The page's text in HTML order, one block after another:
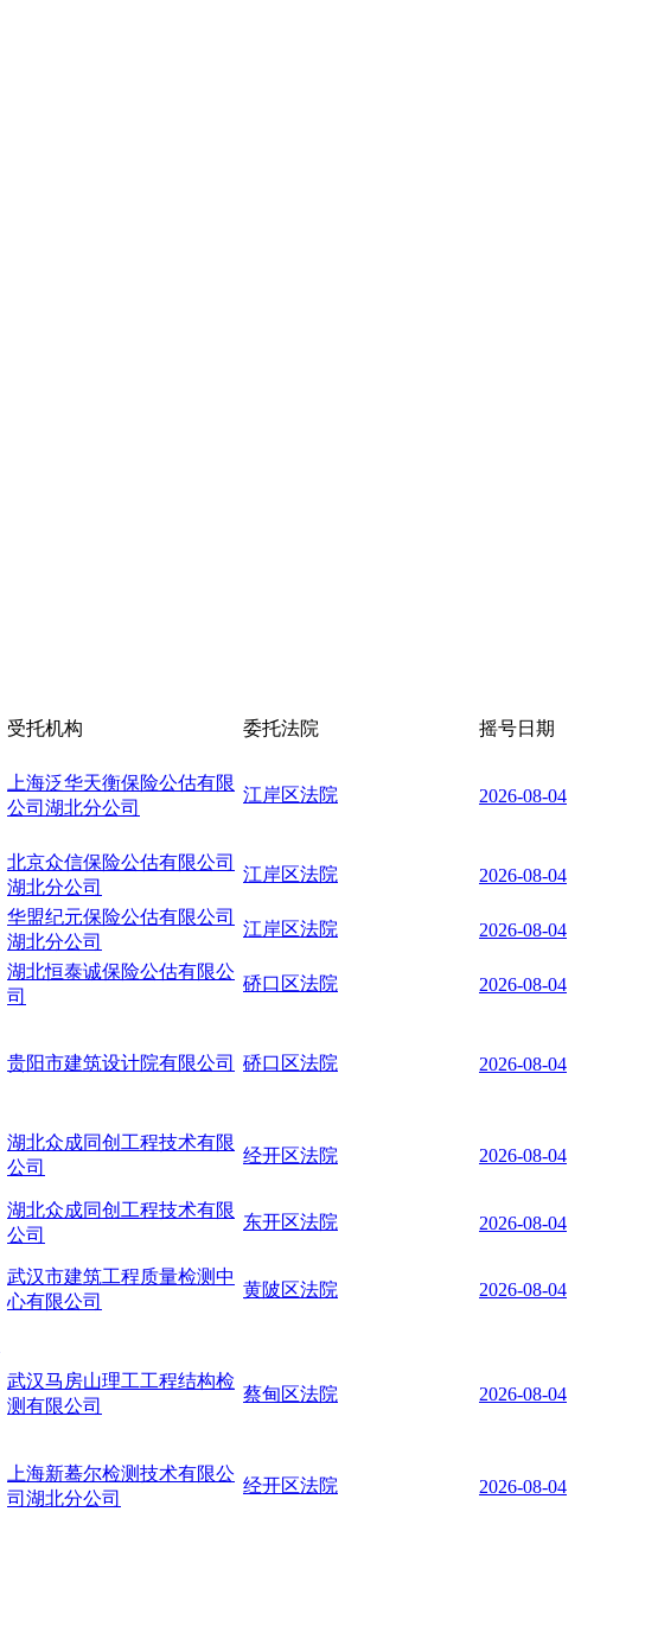
受托机构 委托法院 摇号日期
上海泛华天衡保险公估有限
公司湖北分公司
江岸区法院 2026-08-04
北京众信保险公估有限公司
湖北分公司
江岸区法院 2026-08-04
华盟纪元保险公估有限公司
湖北分公司
江岸区法院 2026-08-04
湖北恒泰诚保险公估有限公
司
硚口区法院 2026-08-04
贵阳市建筑设计院有限公司 硚口区法院 2026-08-04
湖北众成同创工程技术有限
公司
经开区法院 2026-08-04
湖北众成同创工程技术有限
公司
东开区法院 2026-08-04
武汉市建筑工程质量检测中
心有限公司
黄陂区法院 2026-08-04
武汉马房山理工工程结构检
测有限公司
蔡甸区法院 2026-08-04
上海新蓦尔检测技术有限公
司湖北分公司
经开区法院
2026-08-04